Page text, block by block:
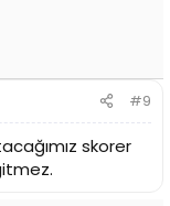
#9
skorer